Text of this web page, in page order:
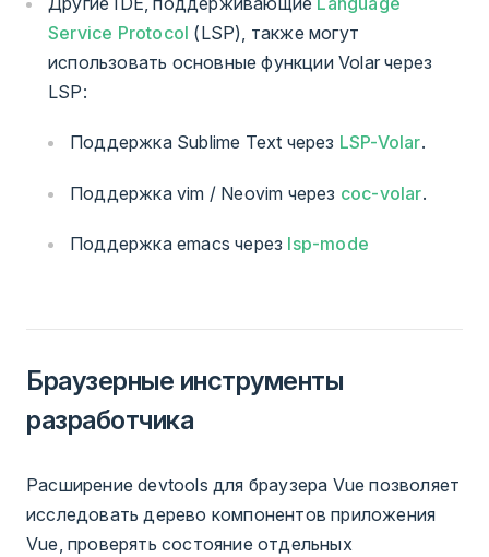
Service Protocol (LSP), также могут
использовать основные функции Volar через
LSP:
Поддержка Sublime Text через LSP-Volar.
Поддержка vim / Neovim через coc-volar.
Поддержка emacs через lsp-mode
Браузерные инструменты
разработчика
Расширение devtools для браузера Vue позволяет
исследовать дерево компонентов приложения
Vue, проверять состояние отдельных